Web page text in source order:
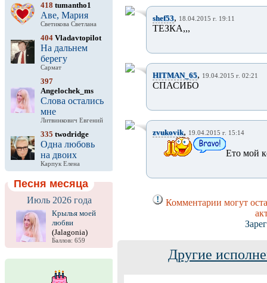
418 tumantho1
Аве, Мария
Светикова Светлана
404 Vladavtopilot
На дальнем
берегу
Сармат
397
Angelochek_ms
Слова остались
мне
Литвинкович Евгений
335 twodridge
Одна любовь
на двоих
Карпук Елена
Песня месяца
Июль 2026 года
Крылья моей
любви
(Jalagonia)
Баллов: 659
shef53, 18.04.2015 г. 19:11
ТЕЗКА,,,
HITMAN_65, 19.04.2015 г. 02:21
СПАСИБО
zvukovik, 19.04.2015 г. 15:14
Ето мой
Комментарии могут
Другие